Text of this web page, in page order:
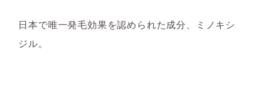
日本で唯一発毛効果を認められた成分、ミノキシ
ジル。